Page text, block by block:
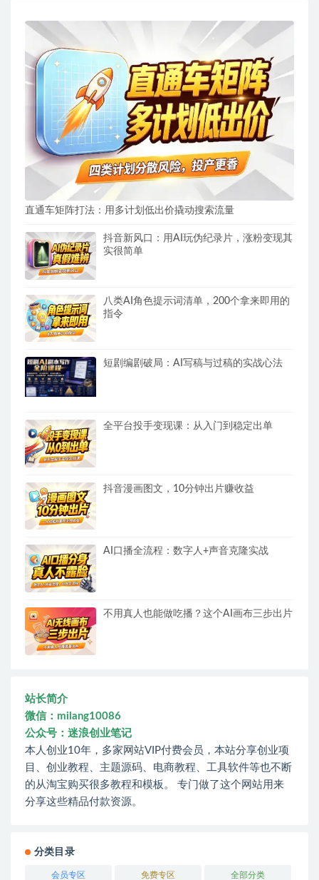
直通车矩阵打法：用多计划低出价撬动搜索流量
抖音新风口：用AI玩伪纪录片，涨粉变现其
实很简单
八类AI角色提示词清单，200个拿来即用的
指令
短剧编剧破局：AI写稿与过稿的实战心法
全平台投手变现课：从入门到稳定出单
抖音漫画图文，10分钟出片赚收益
AI口播全流程：数字人+声音克隆实战
不用真人也能做吃播？这个AI画布三步出片
站长简介
微信：milang10086
公众号：迷浪创业笔记
本人创业10年，多家网站VIP付费会员，本站分享创业项
目、创业教程、主题源码、电商教程、工具软件等也不断
的从淘宝购买很多教程和模板。 专门做了这个网站用来
分享这些精品付款资源。
分类目录
会员专区 免费专区 全部分类